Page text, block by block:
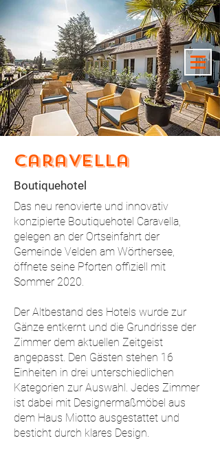
Caravella
Boutiquehotel
Das neu renovierte und innovativ
konzipierte Boutiquehotel Caravella,
gelegen an der Ortseinfahrt der
Gemeinde Velden am Wörthersee,
öffnete seine Pforten offiziell mit
Sommer 2020.
Der Altbestand des Hotels wurde zur
Gänze entkernt und die Grundrisse der
Zimmer dem aktuellen Zeitgeist
angepasst. Den Gästen stehen 16
Einheiten in drei unterschiedlichen
Kategorien zur Auswahl. Jedes Zimmer
ist dabei mit Designermaßmöbel aus
dem Haus Miotto ausgestattet und
besticht durch klares Design.